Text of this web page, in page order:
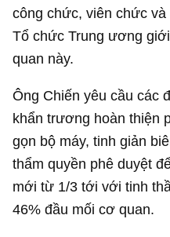
công chức, viên chức
Tổ chức Trung ương
quan này.
Ông Chiến yêu cầu các
khẩn trương hoàn thiện
gọn bộ máy, tinh giản
thẩm quyền phê duyệt
mới từ 1/3 tới với tinh
46% đầu mối cơ quan.